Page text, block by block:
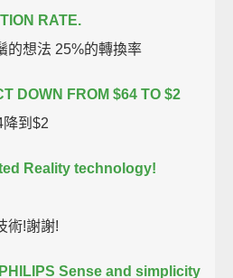
RATE.
的想法 25%的轉換率
DOWN FROM $64 TO $2
到$2
Reality technology!
術!謝謝!
Sense and simplicity